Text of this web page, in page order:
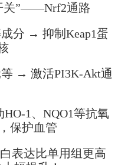
关”——Nrf2通路
分 → 抑制Keap1蛋
→ 激活PI3K-Akt通
1、NQO1等抗氧
保护血管
表达比单用组更高